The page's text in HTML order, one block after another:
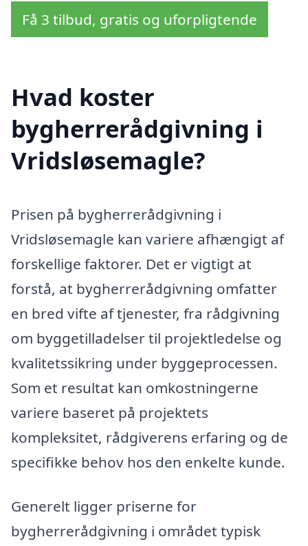
Få 3 tilbud, gratis og uforpligtende
Hvad koster
bygherrerådgivning i
Vridsløsemagle?
Prisen på bygherrerådgivning i
Vridsløsemagle kan variere afhængigt af
forskellige faktorer. Det er vigtigt at
forstå, at bygherrerådgivning omfatter
en bred vifte af tjenester, fra rådgivning
om byggetilladelser til projektledelse og
kvalitetssikring under byggeprocessen.
Som et resultat kan omkostningerne
variere baseret på projektets
kompleksitet, rådgiverens erfaring og de
specifikke behov hos den enkelte kunde.
Generelt ligger priserne for
bygherrerådgivning i området typisk